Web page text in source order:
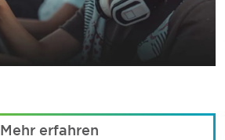
Mehr erfahren